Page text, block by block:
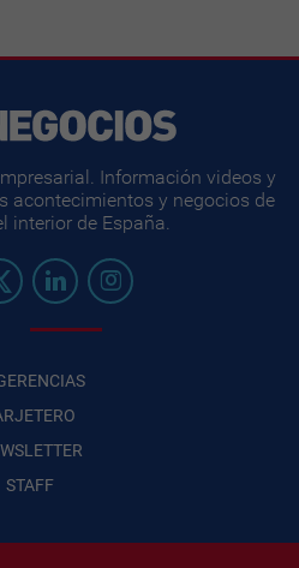
Información videos y
acontecimientos y negocios de
interior de España.
STAFF